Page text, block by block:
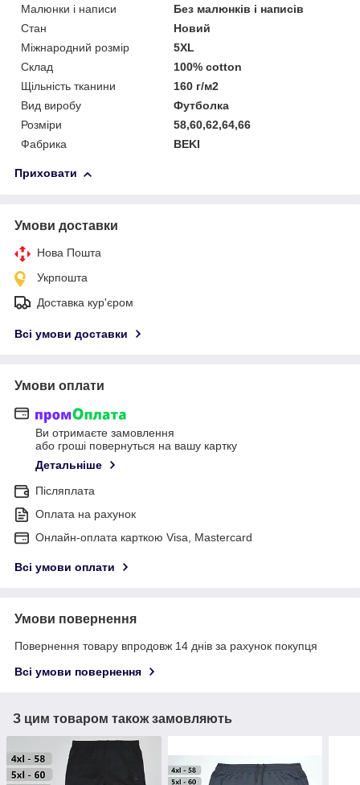
Малюнки і написи
Без малюнків і написів
Стан
Новий
Міжнародний розмір
5XL
Склад
100% cotton
Щільність тканини
160 г/м2
Вид виробу
Футболка
Розміри
58,60,62,64,66
Фабрика
BEKI
Приховати
Умови доставки
Нова Пошта
Укрпошта
Доставка кур'єром
Всі умови доставки
Умови оплати
Ви отримаєте замовлення
або гроші повернуться на вашу картку
Детальніше
Післяплата
Оплата на рахунок
Онлайн-оплата карткою Visa, Mastercard
Всі умови оплати
Умови повернення
Повернення товару впродовж 14 днів за рахунок покупця
Всі умови повернення
З цим товаром також замовляють